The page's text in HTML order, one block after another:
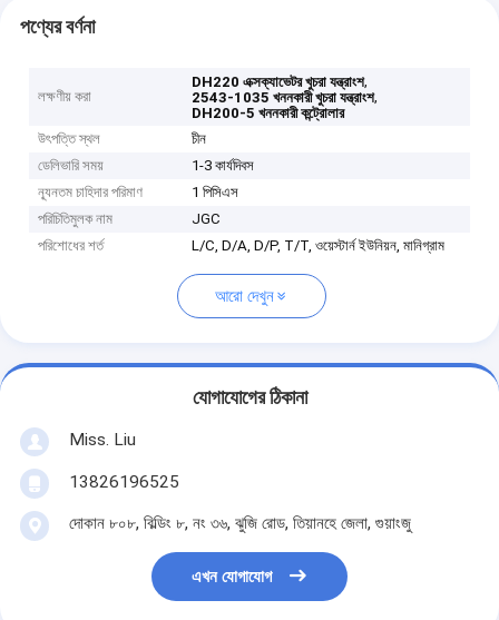
পণ্যের বর্ণনা
লক্ষণীয় করা
DH220 এক্সক্যাভেটর খুচরা যন্ত্রাংশ,
2543-1035 খননকারী খুচরা যন্ত্রাংশ,
DH200-5 খননকারী কন্ট্রোলার
উৎপত্তি স্থল
চীন
ডেলিভারি সময়
1-3 কার্যদিবস
ন্যূনতম চাহিদার পরিমাণ
1 পিসিএস
পরিচিতিমুলক নাম
JGC
পরিশোধের শর্ত
L/C, D/A, D/P, T/T, ওয়েস্টার্ন ইউনিয়ন, মানিগ্রাম
আরো দেখুন
যোগাযোগের ঠিকানা
Miss. Liu
13826196525
দোকান ৮০৮, বিল্ডিং ৮, নং ৩৬, ঝুজি রোড, তিয়ানহে জেলা, গুয়াংজু
এখন যোগাযোগ